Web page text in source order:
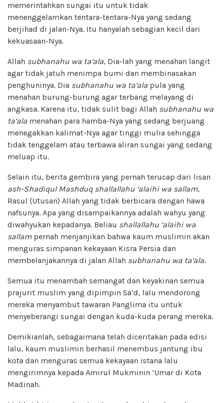
memerintahkan sungai itu untuk tidak
menenggelamkan tentara-tentara-Nya yang sedang
berjihad di jalan-Nya. Itu hanyalah sebagian kecil dari
kekuasaan-Nya.
Allah subhanahu wa ta’ala, Dia-lah yang menahan langit
agar tidak jatuh menimpa bumi dan membinasakan
penghuninya. Dia subhanahu wa ta’ala pula yang
menahan burung-burung agar terbang melayang di
angkasa. Karena itu, tidak sulit bagi Allah subhanahu wa
ta’ala menahan para hamba-Nya yang sedang berjuang
menegakkan kalimat-Nya agar tinggi mulia sehingga
tidak tenggelam atau terbawa aliran sungai yang sedang
meluap itu.
Selain itu, berita gembira yang pernah terucap dari lisan
ash-Shadiqul Mashduq shallallahu ‘alaihi wa sallam,
Rasul (Utusan) Allah yang tidak berbicara dengan hawa
nafsunya. Apa yang disampaikannya adalah wahyu yang
diwahyukan kepadanya. Beliau shallallahu ‘alaihi wa
sallam pernah menjanjikan bahwa kaum muslimin akan
menguras simpanan kekayaan Kisra Persia dan
membelanjakannya di jalan Allah subhanahu wa ta’ala.
Semua itu menambah semangat dan keyakinan semua
prajurit muslim yang dipimpin Sa’d, lalu mendorong
mereka menyambut tawaran Panglima itu untuk
menyeberangi sungai dengan kuda-kuda perang mereka.
Demikianlah, sebagaimana telah diceritakan pada edisi
lalu, kaum muslimin berhasil menembus jantung ibu
kota dan menguras semua kekayaan istana lalu
mengirimnya kepada Amirul Mukminin ‘Umar di Kota
Madinah.